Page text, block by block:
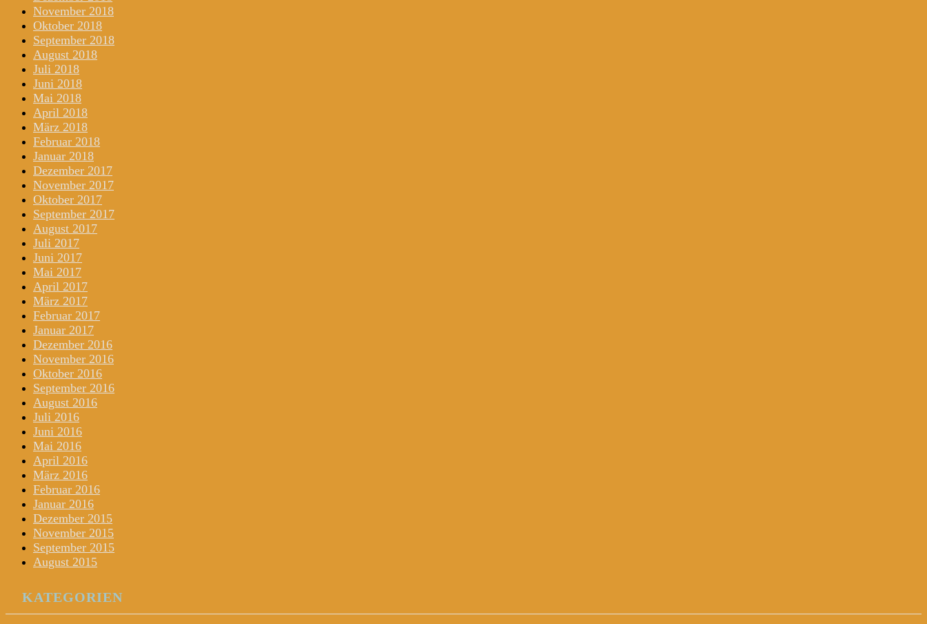
November 2018
Oktober 2018
September 2018
August 2018
Juli 2018
Juni 2018
Mai 2018
April 2018
März 2018
Februar 2018
Januar 2018
Dezember 2017
November 2017
Oktober 2017
September 2017
August 2017
Juli 2017
Juni 2017
Mai 2017
April 2017
März 2017
Februar 2017
Januar 2017
Dezember 2016
November 2016
Oktober 2016
September 2016
August 2016
Juli 2016
Juni 2016
Mai 2016
April 2016
März 2016
Februar 2016
Januar 2016
Dezember 2015
November 2015
September 2015
August 2015
KATEGORIEN